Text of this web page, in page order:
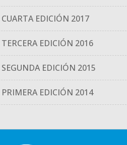
EDICIÓN 2017
EDICIÓN 2016
EDICIÓN 2015
EDICIÓN 2014